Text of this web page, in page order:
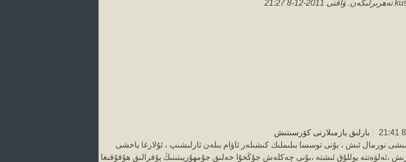
بارلىق يازمىلارنى كۆرسىتىش
نورمال ئىش ، بۇنى توسسا بىلىملىك كىشىلەر ئاۋام بىلەن ئارلىشىپ ، ئۇلارغا ياخشى
،ئەلۋەتتە يوللۇق ئىشتە ،بۇنى چەكلەش جۇڭخۇا خەلىق جۇمھۇريىتىنىڭ پۇقرالىق ھۇقۇقىغا